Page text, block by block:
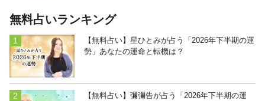
無料占いランキング
【無料占い】星ひとみが占う「2026年下半期の運
勢」あなたの運命と転機は？
【無料占い】彌彌告が占う「2026年下半期の運